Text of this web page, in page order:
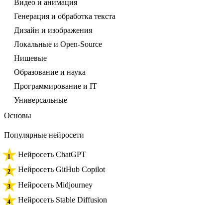
Видео и анимация
Генерация и обработка текста
Дизайн и изображения
Локальные и Open-Source
Нишевые
Образование и наука
Программирование и IT
Универсальные
Основы
Популярные нейросети
Нейросеть ChatGPT
Нейросеть GitHub Copilot
Нейросеть Midjourney
Нейросеть Stable Diffusion